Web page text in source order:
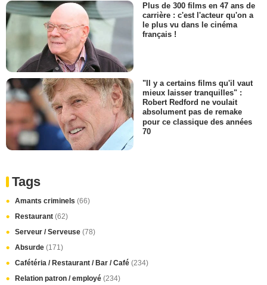
Plus de 300 films en 47 ans de
carrière : c'est l'acteur qu'on a
le plus vu dans le cinéma
français !
"Il y a certains films qu'il vaut
mieux laisser tranquilles" :
Robert Redford ne voulait
absolument pas de remake
pour ce classique des années
70
Tags
Amants criminels (66)
Restaurant (62)
Serveur / Serveuse (78)
Absurde (171)
Cafétéria / Restaurant / Bar / Café (234)
Relation patron / employé (234)